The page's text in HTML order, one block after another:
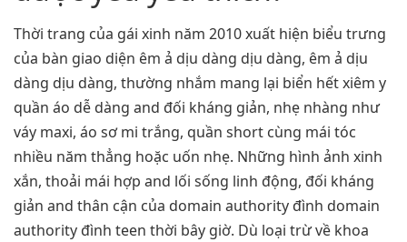
Thời trang của gái xinh năm 2010 xuất hiện biểu trưng
của bàn giao diện êm ả dịu dàng dịu dàng, êm ả dịu
dàng dịu dàng, thường nhắm mang lại biển hết xiêm y
quần áo dễ dàng and đối kháng giản, nhẹ nhàng như
váy maxi, áo sơ mi trắng, quần short cùng mái tóc
nhiều năm thẳng hoặc uốn nhẹ. Những hình ảnh xinh
xắn, thoải mái hợp and lối sống linh động, đối kháng
giản and thân cận của domain authority đình domain
authority đình teen thời bây giờ. Dù loại trừ về khoa